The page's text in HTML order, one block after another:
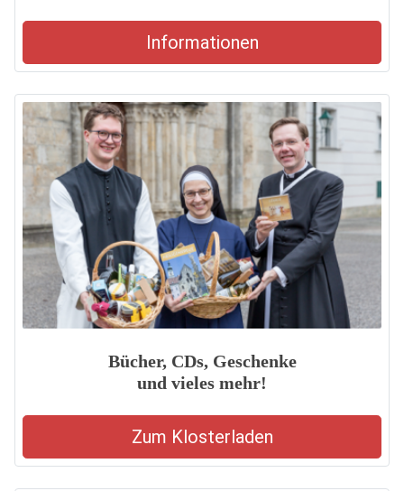
Informationen
Bücher, CDs, Geschenke
und vieles mehr!
Zum Klosterladen